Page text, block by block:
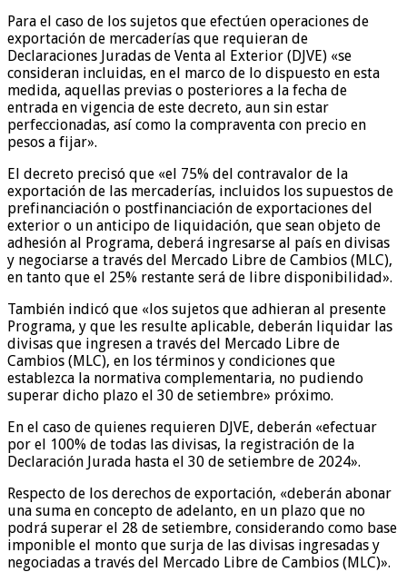
Para el caso de los sujetos que efectúen operaciones de
exportación de mercaderías que requieran de
Declaraciones Juradas de Venta al Exterior (DJVE) «se
consideran incluidas, en el marco de lo dispuesto en esta
medida, aquellas previas o posteriores a la fecha de
entrada en vigencia de este decreto, aun sin estar
perfeccionadas, así como la compraventa con precio en
pesos a fijar».
El decreto precisó que «el 75% del contravalor de la
exportación de las mercaderías, incluidos los supuestos de
prefinanciación o postfinanciación de exportaciones del
exterior o un anticipo de liquidación, que sean objeto de
adhesión al Programa, deberá ingresarse al país en divisas
y negociarse a través del Mercado Libre de Cambios (MLC),
en tanto que el 25% restante será de libre disponibilidad».
También indicó que «los sujetos que adhieran al presente
Programa, y que les resulte aplicable, deberán liquidar las
divisas que ingresen a través del Mercado Libre de
Cambios (MLC), en los términos y condiciones que
establezca la normativa complementaria, no pudiendo
superar dicho plazo el 30 de setiembre» próximo.
En el caso de quienes requieren DJVE, deberán «efectuar
por el 100% de todas las divisas, la registración de la
Declaración Jurada hasta el 30 de setiembre de 2024».
Respecto de los derechos de exportación, «deberán abonar
una suma en concepto de adelanto, en un plazo que no
podrá superar el 28 de setiembre, considerando como base
imponible el monto que surja de las divisas ingresadas y
negociadas a través del Mercado Libre de Cambios (MLC)».